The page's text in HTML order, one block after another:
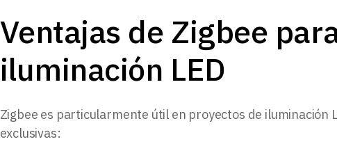
Ventajas de Zigbee
iluminación LED
Zigbee es particularmente útil en proyectos de iluminación
exclusivas: